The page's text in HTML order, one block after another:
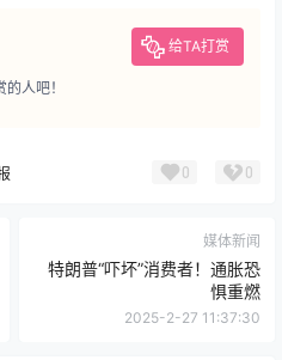
给TA打赏
人吧！
0 0
媒体新闻
特朗普“吓坏”消费者！通胀恐
惧重燃
2025-2-27 11:37:30